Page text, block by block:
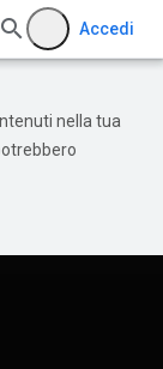
Accedi
nella tua